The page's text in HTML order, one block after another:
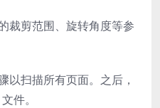
裁剪范围、旋转角度等参
以扫描所有页面。之后，
件。